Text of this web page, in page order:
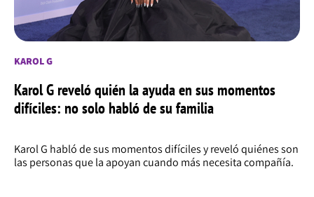
KAROL G
Karol G reveló quién la ayuda en sus momentos
difíciles: no solo habló de su familia
Karol G habló de sus momentos difíciles y reveló quiénes son
las personas que la apoyan cuando más necesita compañía.